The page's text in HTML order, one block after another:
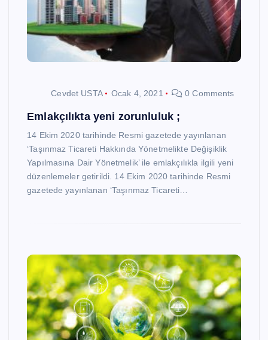
Cevdet USTA Ocak 4, 2021 0 Comments
Emlakçılıkta yeni zorunluluk ;
14 Ekim 2020 tarihinde Resmi gazetede yayınlanan
‘Taşınmaz Ticareti Hakkında Yönetmelikte Değişiklik
Yapılmasına Dair Yönetmelik’ ile emlakçılıkla ilgili yeni
düzenlemeler getirildi. 14 Ekim 2020 tarihinde Resmi
gazetede yayınlanan ‘Taşınmaz Ticareti…